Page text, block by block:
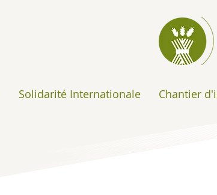
Solidarité Internationale Chantier